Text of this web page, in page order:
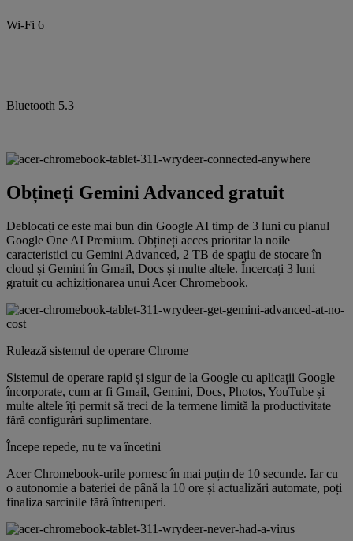
Wi-Fi 6
Bluetooth 5.3
Obțineți Gemini Advanced gratuit
Deblocați ce este mai bun din Google AI timp de 3 luni cu planul
Google One AI Premium. Obțineți acces prioritar la noile
caracteristici cu Gemini Advanced, 2 TB de spațiu de stocare în
cloud și Gemini în Gmail, Docs și multe altele. Încercați 3 luni
gratuit cu achiziționarea unui Acer Chromebook.
Rulează sistemul de operare Chrome
Sistemul de operare rapid și sigur de la Google cu aplicații Google
încorporate, cum ar fi Gmail, Gemini, Docs, Photos, YouTube și
multe altele îți permit să treci de la termene limită la productivitate
fără configurări suplimentare.
Începe repede, nu te va încetini
Acer Chromebook-urile pornesc în mai puțin de 10 secunde. Iar cu
o autonomie a bateriei de până la 10 ore și actualizări automate, poți
finaliza sarcinile fără întreruperi.